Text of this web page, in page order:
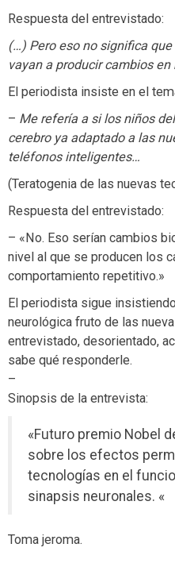
Respuesta del entrevistado:
(…) Pero eso no significa
vayan a producir cambios
El periodista insiste en el
– Me refería a si los niños
cerebro ya adaptado a las
teléfonos inteligentes…
(Teratogenia de las nuevas
Respuesta del entrevistado:
– «No. Eso serían cambios
nivel al que se producen los
comportamiento repetitivo.»
El periodista sigue
neurológica fruto de las
entrevistado, desorientado,
sabe qué responderle.
–
Sinopsis de la entrevista:
«Futuro premio Nobel
sobre los efectos
tecnologías en el
sinapsis neuronales. «
Toma jeroma.